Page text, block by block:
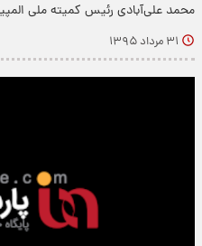
محمد علی‌آبادی رئیس کمیته ملی
۳۱ مرداد ۱۳۹۵